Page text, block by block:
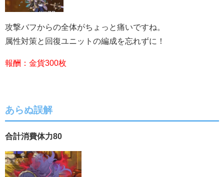
攻撃バフからの全体がちょっと痛いですね。
属性対策と回復ユニットの編成を忘れずに！
報酬：金貨300枚
あらぬ誤解
合計消費体力80